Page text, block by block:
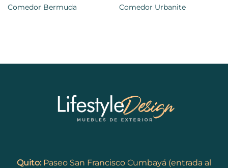
Comedor Bermuda Comedor Urbanite
Quito:Paseo San Francisco Cumbayá (entrada al